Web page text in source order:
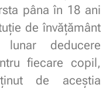
pâna în 18 ani
de învățământ
deducere
fiecare copil,
de aceștia